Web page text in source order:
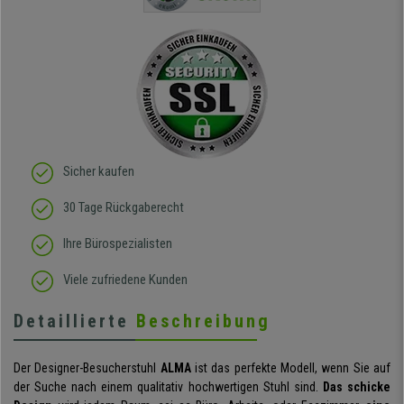
sitzt darin auch wirklich
gut! Die Sitzfläche, eine
Art straffes aber auch
elastisches Gewebe passt
sich der
Körperbewegung an.
Klare Kaufempfehlung!
Sicher kaufen
30 Tage Rückgaberecht
Ihre Bürospezialisten
Viele zufriedene Kunden
Detaillierte Beschreibung
Der Designer-Besucherstuhl ALMAist das perfekte Modell, wenn Sie auf
der Suche nach einem qualitativ hochwertigen Stuhl sind. Das schicke